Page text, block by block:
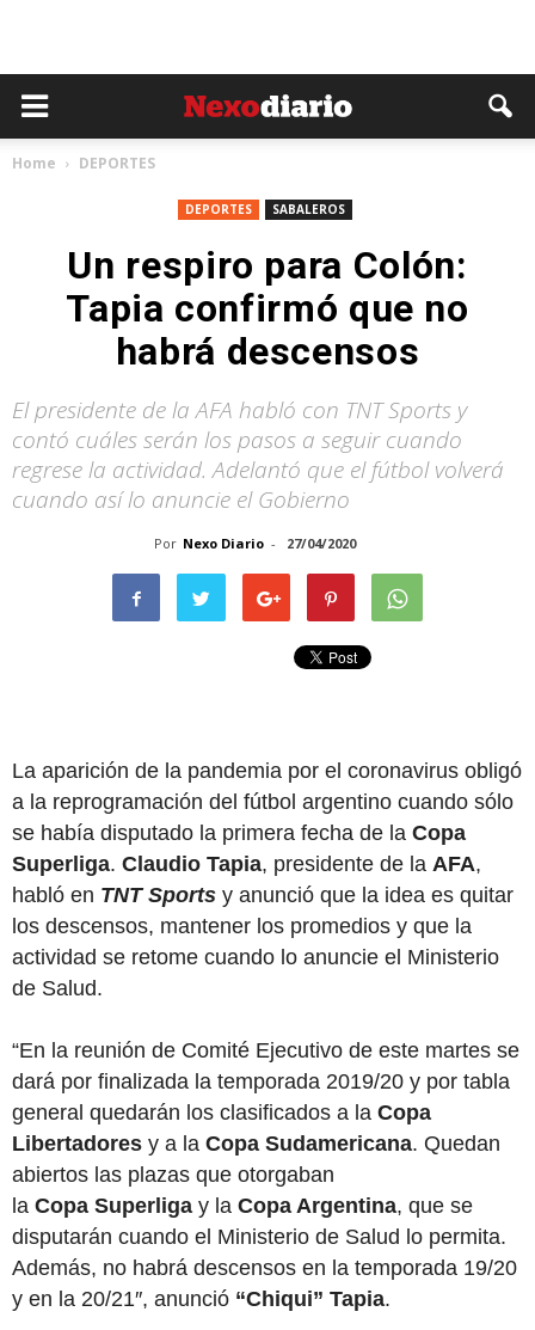
Home DEPORTES
DEPORTES SABALEROS
Un respiro para Colón:
Tapia confirmó que no
habrá descensos
El presidente de la AFA habló con TNT Sports y
contó cuáles serán los pasos a seguir cuando
regrese la actividad. Adelantó que el fútbol volverá
cuando así lo anuncie el Gobierno
Por Nexo Diario - 27/04/2020
La aparición de la pandemia por el coronavirus obligó
a la reprogramación del fútbol argentino cuando sólo
se había disputado la primera fecha de la Copa
Superliga. Claudio Tapia, presidente de la AFA,
habló en TNT Sports y anunció que la idea es quitar
los descensos, mantener los promedios y que la
actividad se retome cuando lo anuncie el Ministerio
de Salud.
“En la reunión de Comité Ejecutivo de este martes se
dará por finalizada la temporada 2019/20 y por tabla
general quedarán los clasificados a la Copa
Libertadores y a la Copa Sudamericana. Quedan
abiertos las plazas que otorgaban
la Copa Superliga y la Copa Argentina, que se
disputarán cuando el Ministerio de Salud lo permita.
Además, no habrá descensos en la temporada 19/20
y en la 20/21″, anunció “Chiqui” Tapia.